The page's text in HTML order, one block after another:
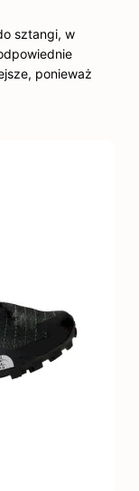
sztangi, w
ponieważ